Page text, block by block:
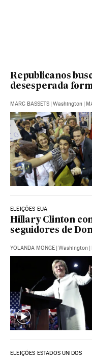
Republicanos
desesperada
MARC BASSETS Washington
ELEIÇÕES EUA
Hillary Clinton
seguidores de
YOLANDA MONGE Washington
ELEIÇÕES ESTADOS UNIDOS